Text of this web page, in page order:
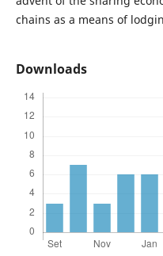
chains as a means of
Downloads